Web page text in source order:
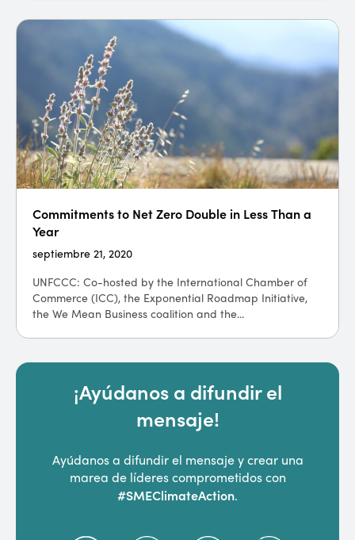
Commitments to Net Zero Double in Less Than a
Year
septiembre 21, 2020
UNFCCC: Co-hosted by the International Chamber of
Commerce (ICC), the Exponential Roadmap Initiative,
the We Mean Business coalition and the...
¡Ayúdanos a difundir el
mensaje!
Ayúdanos a difundir el mensaje y crear una
marea de líderes comprometidos con
#SMEClimateAction.